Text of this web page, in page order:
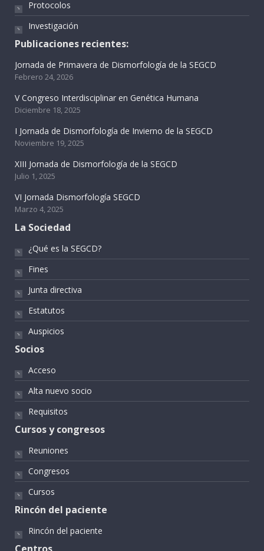
Protocolos
Investigación
Publicaciones recientes:
Jornada de Primavera de Dismorfología de la SEGCD
Febrero 24, 2026
V Congreso Interdisciplinar en Genética Humana
Diciembre 18, 2025
I Jornada de Dismorfología de Invierno de la SEGCD
Noviembre 19, 2025
XIII Jornada de Dismorfología de la SEGCD
Julio 1, 2025
VI Jornada Dismorfología SEGCD
Marzo 4, 2025
La Sociedad
¿Qué es la SEGCD?
Fines
Junta directiva
Estatutos
Auspicios
Socios
Acceso
Alta nuevo socio
Requisitos
Cursos y congresos
Reuniones
Congresos
Cursos
Rincón del paciente
Rincón del paciente